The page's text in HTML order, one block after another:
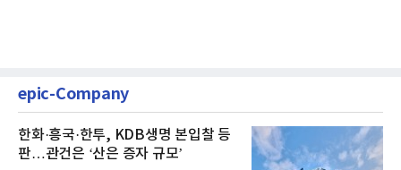
epic-Company
한화·흥국·한투, KDB생명 본입찰 등
판…관건은 ‘산은 증자 규모’